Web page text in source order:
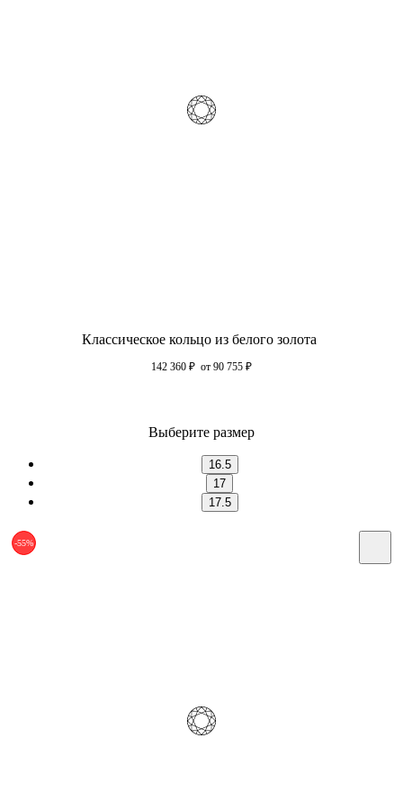
Классическое кольцо из белого золота
142 360 ₽ от 90 755 ₽
Выберите размер
16.5
17
17.5
-55%